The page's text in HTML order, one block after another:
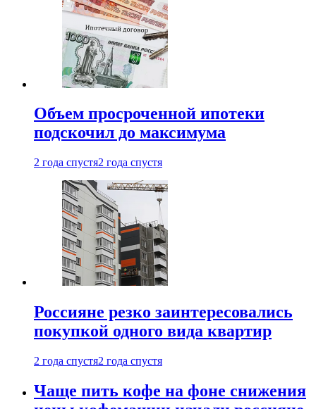
Объем просроченной ипотеки
подскочил до максимума
2 года спустя2 года спустя
Россияне резко заинтересовались
покупкой одного вида квартир
2 года спустя2 года спустя
Чаще пить кофе на фоне снижения